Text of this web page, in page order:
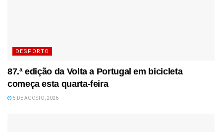
DESPORTO
87.ª edição da Volta a Portugal em bicicleta
começa esta quarta-feira
5 DE AGOSTO, 2026